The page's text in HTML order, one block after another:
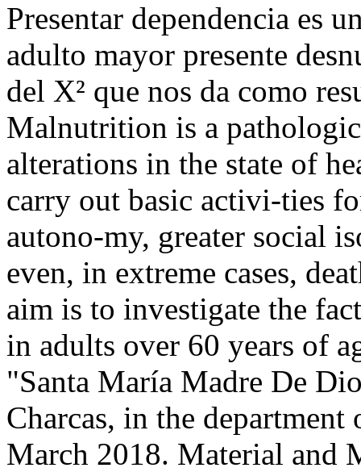
Presentar dependencia es
adulto mayor presente
del X² que nos da como
Malnutrition is a
alterations in the state of
carry out basic activi-ties
autono-my, greater social
even, in extreme cases,
aim is to investigate the
in adults over 60 years of
"Santa María Madre De
Charcas, in the
March 2018. Material and